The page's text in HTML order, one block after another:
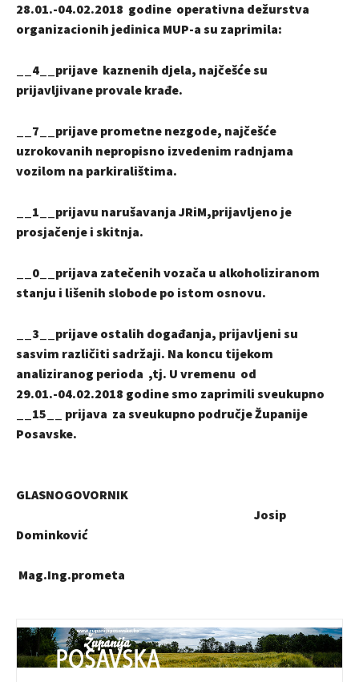
28.01.-04.02.2018 godine operativna dežurstva
organizacionih jedinica MUP-a su zaprimila:
__4__prijave kaznenih djela, najčešće su
prijavljivane provale krađe.
__7__prijave prometne nezgode, najčešće
uzrokovanih nepropisno izvedenim radnjama
vozilom na parkiralištima.
__1__prijavu narušavanja JRiM,prijavljeno je
prosjačenje i skitnja.
__0__prijava zatečenih vozača u alkoholiziranom
stanju i lišenih slobode po istom osnovu.
__3__prijave ostalih događanja, prijavljeni su
sasvim različiti sadržaji. Na koncu tijekom
analiziranog perioda ,tj. U vremenu od
29.01.-04.02.2018 godine smo zaprimili sveukupno
__15__ prijava za sveukupno područje Županije
Posavske.
GLASNOGOVORNIK
Josip
Dominković
Mag.Ing.prometa